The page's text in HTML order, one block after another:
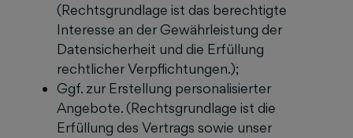
(Rechtsgrundlage ist das berechtigte
Interesse an der Gewährleistung der
Datensicherheit und die Erfüllung
rechtlicher Verpflichtungen.);
Ggf. zur Erstellung personalisierter
Angebote. (Rechtsgrundlage ist die
Erfüllung des Vertrags sowie unser